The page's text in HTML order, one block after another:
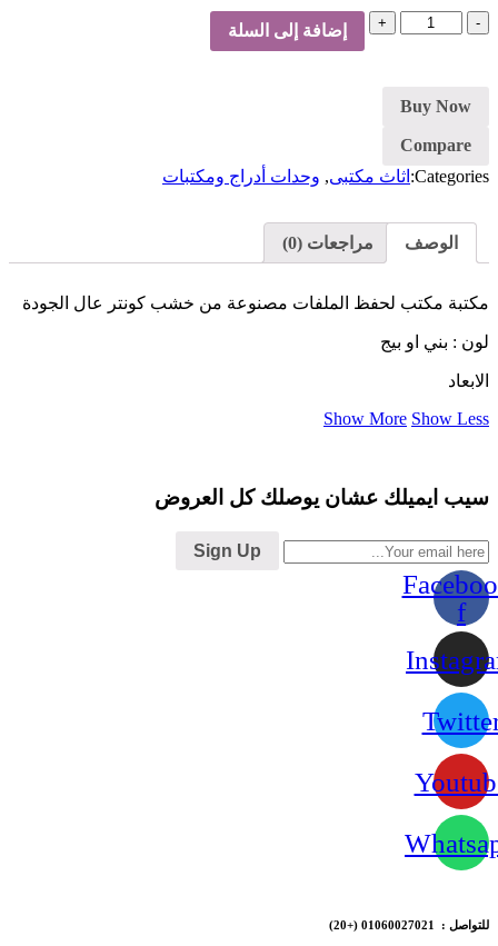
كمية
إضافة إلى السلة
Buy Now
Compare
Categories: اثاث مكتبى, وحدات أدراج ومكتبات
الوصف مراجعات (0)
مكتبة مكتب لحفظ الملفات مصنوعة من خشب كونتر عال الجودة
لون : بني او بيج
الابعاد
Show More Show Less
سيب ايميلك عشان يوصلك كل العروض
Sign Up
f
للتواصل : 01060027021 (+20)